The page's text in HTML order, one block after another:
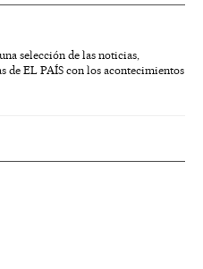
selección de las noticias,
de EL PAÍS con los acontecimientos